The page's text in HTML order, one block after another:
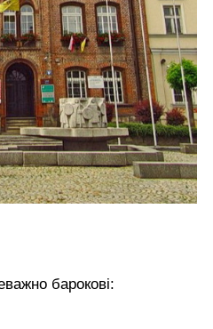
барокові: